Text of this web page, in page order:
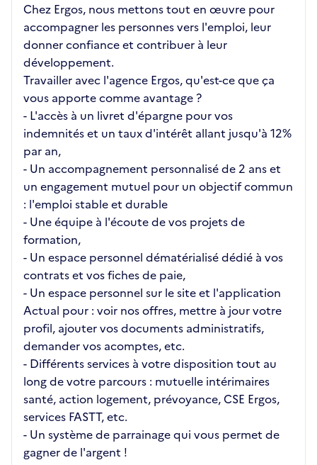
Chez Ergos, nous mettons tout en œuvre pour
accompagner les personnes vers l'emploi, leur
donner confiance et contribuer à leur
développement.
Travailler avec l'agence Ergos, qu'est-ce que ça
vous apporte comme avantage ?
- L'accès à un livret d'épargne pour vos
indemnités et un taux d'intérêt allant jusqu'à 12%
par an,
- Un accompagnement personnalisé de 2 ans et
un engagement mutuel pour un objectif commun
: l'emploi stable et durable
- Une équipe à l'écoute de vos projets de
formation,
- Un espace personnel dématérialisé dédié à vos
contrats et vos fiches de paie,
- Un espace personnel sur le site et l'application
Actual pour : voir nos offres, mettre à jour votre
profil, ajouter vos documents administratifs,
demander vos acomptes, etc.
- Différents services à votre disposition tout au
long de votre parcours : mutuelle intérimaires
santé, action logement, prévoyance, CSE Ergos,
services FASTT, etc.
- Un système de parrainage qui vous permet de
gagner de l'argent !